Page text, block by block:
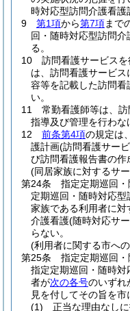
時対応型訪問介護看護
9
第1項から第7項まで
回・随時対応型訪問
る。
10
訪問看護サービス
は、訪問看護サービ
容等を記載した訪問
い。
11
常勤看護師等は、
指導及び管理を行わな
12
前条第4項の規定は
護計画(訪問看護サー
び訪問看護報告書の作
(同居家族に対するサ
第24条
指定定期巡回・
定期巡回・随時対応
家族である利用者に対
介護看護(随時対応サ
らない。
(利用者に関する市へ
第25条
指定定期巡回・
指定定期巡回・随時対
者が次の各号のいずれ
見を付してその旨を市
(1)
正当な理由なし